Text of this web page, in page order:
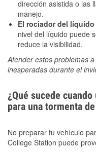
dirección asistida o las
manejo.
El rociador del
nivel del líquido puede
reduce la visibilidad.
Atender estos problemas
inesperadas durante el
¿Qué sucede
para una tormenta
No preparar tu vehículo
College Station puede